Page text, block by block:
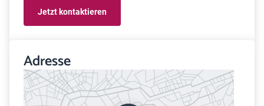
Jetzt kontaktieren
Adresse